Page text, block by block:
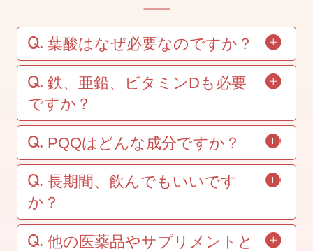
葉酸はなぜ必要なのですか？
鉄、亜鉛、ビタミンDも必要
ですか？
PQQはどんな成分ですか？
長期間、飲んでもいいです
か？
他の医薬品やサプリメントと